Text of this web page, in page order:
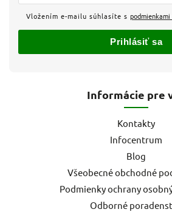
Informácie pre
Kontakty
Infocentrum
Blog
Všeobecné obchodné
Podmienky ochrany
Odborné
Vložením e-mailu súhlasíte s podmienkami
Prihlásiť sa